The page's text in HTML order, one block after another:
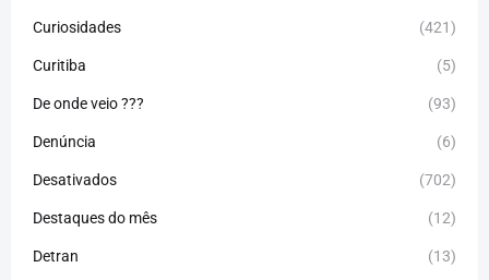
Curiosidades (421)
Curitiba (5)
De onde veio ??? (93)
Denúncia (6)
Desativados (702)
Destaques do mês (12)
Detran (13)